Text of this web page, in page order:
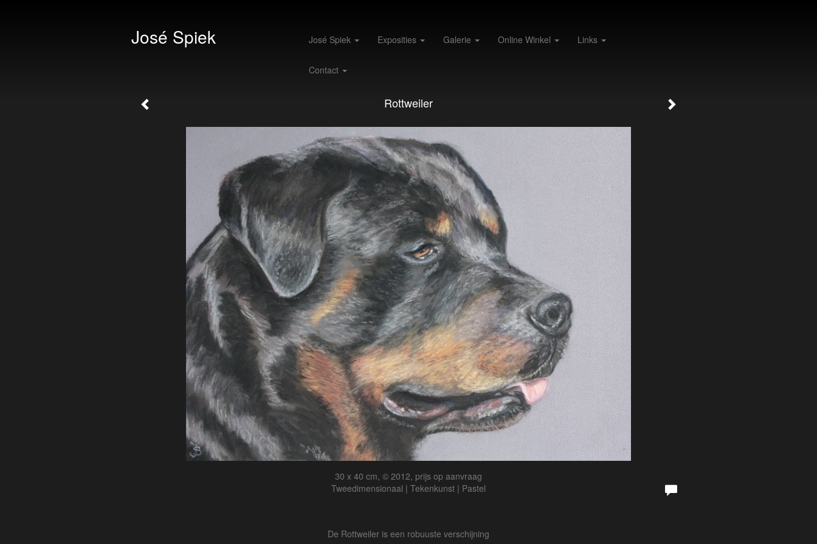
José Spiek José Spiek Exposities Galerie Online Winkel Links
Contact
Rottweiler
30 x 40 cm, © 2012, prijs op aanvraag
Tweedimensionaal | Tekenkunst | Pastel
De Rottweiler is een robuuste verschijning